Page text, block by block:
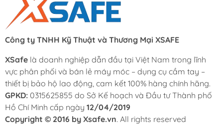
Công ty TNHH Kỹ Thuật và Thương Mại XSAFE
XSafe là doanh nghiệp dẫn đầu tại Việt Nam trong lĩnh
vực phân phối và bán lẻ máy móc – dụng cụ cầm tay –
thiết bị bảo hộ lao động, cam kết 100% hàng chính hãng.
GPKD: 0315625855 do Sở Kế hoạch và Đầu tư Thành phố
Hồ Chí Minh cấp ngày 12/04/2019
Copyright © 2016 by Xsafe.vn. All rights reserved